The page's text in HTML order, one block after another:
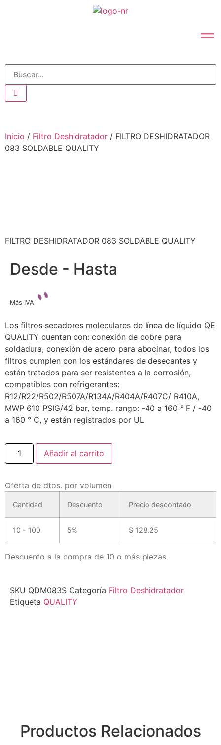
Inicio / Filtro Deshidratador / FILTRO DESHIDRATADOR
083 SOLDABLE QUALITY
FILTRO DESHIDRATADOR 083 SOLDABLE QUALITY
Desde - Hasta
Más IVA
Los filtros secadores moleculares de línea de líquido QE
QUALITY cuentan con: conexión de cobre para
soldadura, conexión de acero para abocinar, todos los
filtros cumplen con los estándares de desecantes y
están tratados para ser resistentes a la corrosión,
compatibles con refrigerantes:
R12/R22/R502/R507A/R134A/R404A/R407C/ R410A,
MWP 610 PSIG/42 bar, temp. rango: -40 a 160 ° F / -40
a 160 ° C, y están registrados por UL
Añadir al carrito
Oferta de dtos. por volumen
Cantidad Descuento Precio descontado
10 - 100 5% $ 128.25
Descuento a la compra de 10 o más piezas.
SKU QDM083S Categoría Filtro Deshidratador
Etiqueta QUALITY
Productos Relacionados